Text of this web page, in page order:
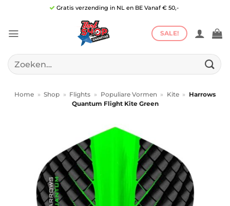
inhoud
Gratis verzending in NL en BE Vanaf € 50,-
SALE!
Zoeken
naar:
Home » Shop » Flights » Populiare Vormen » Kite »
Harrows
Quantum Flight Kite Green